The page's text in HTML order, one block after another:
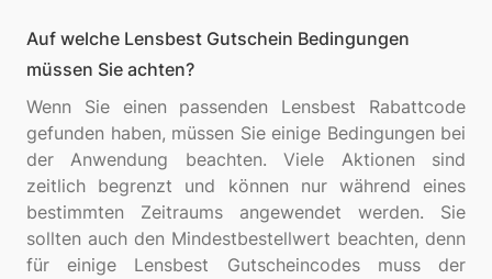
Auf welche Lensbest Gutschein Bedingungen
müssen Sie achten?
Wenn Sie einen passenden Lensbest Rabattcode
gefunden haben, müssen Sie einige Bedingungen bei
der Anwendung beachten. Viele Aktionen sind
zeitlich begrenzt und können nur während eines
bestimmten Zeitraums angewendet werden. Sie
sollten auch den Mindestbestellwert beachten, denn
für einige Lensbest Gutscheincodes muss der